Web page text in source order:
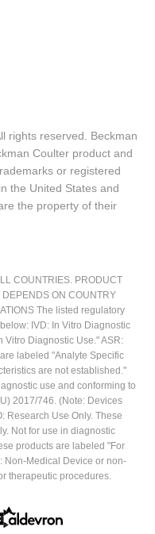
rights reserved. Beckman
Coulter product and
or registered
the United States and
the property of their
COUNTRIES. PRODUCT
DEPENDS ON COUNTRY
The listed regulatory
IVD: In Vitro Diagnostic
Vitro Diagnostic Use." ASR:
labeled "Analyte Specific
are not established."
use and conforming to
2017/746. (Note: Devices
Research Use Only. These
Not for use in diagnostic
products are labeled "For
Non-Medical Device or non-
therapeutic procedures.